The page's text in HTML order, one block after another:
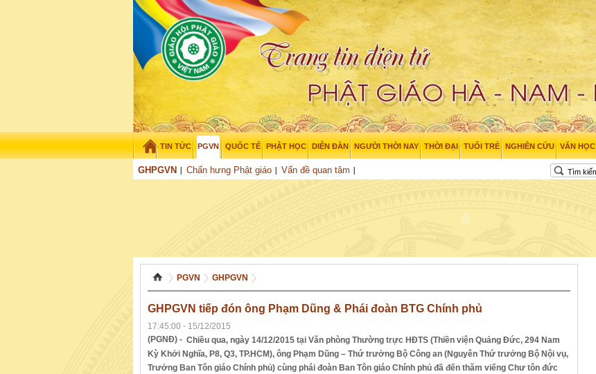
TIN TỨC PGVN
GHPGVN Chấn hưng Phật giáo Vấn đề quan tâm
QUỐC TẾ PHẬT HỌC DIỄN ĐÀN NGƯỜI THỜI NAY THỜI ĐẠI TUỔI TRẺ NGHIÊN CỨU VĂN HỌC
Thứ bảy - 8/08/2026 – 13:02: 46
PGVN GHPGVN
GHPGVN tiếp đón ông Phạm Dũng & Phái đoàn BTG Chính phủ
17:45:00 - 15/12/2015
(PGNĐ) - Chiều qua, ngày 14/12/2015 tại Văn phòng Thường trực HĐTS (Thiền viện Quảng Đức, 294 Nam
Kỳ Khởi Nghĩa, P8, Q3, TP.HCM), ông Phạm Dũng – Thứ trưởng Bộ Công an (Nguyên Thứ trưởng Bộ Nội vụ,
Trưởng Ban Tôn giáo Chính phủ) cùng phái đoàn Ban Tôn giáo Chính phủ đã đến thăm viếng Chư tôn đức